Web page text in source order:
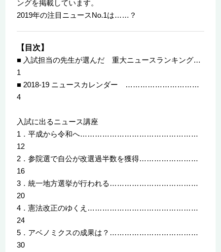
ングを掲載しています。
2019年の注目ニュースNo.1は……？
【目次】
■ 入試担当の先生が選んだ 重大ニュースランキング…
1
■ 2018-19 ニュースカレンダー …………………………
4
入試に出るニュース講座
1．平成から令和へ…………………………………………
12
2．参院選で自公が改選過半数を獲得……………………
16
3．統一地方選挙が行われる………………………………
20
4．憲法改正のゆくえ………………………………………
24
5．アベノミクスの成果は？………………………………
30